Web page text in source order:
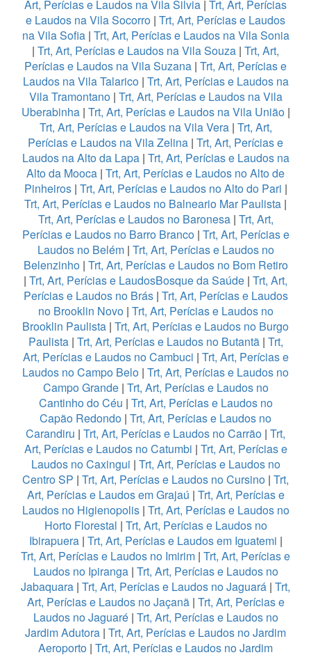
Art, Perícias e Laudos na Vila Silvia | Trt, Art, Perícias
e Laudos na Vila Socorro | Trt, Art, Perícias e Laudos
na Vila Sofia| Trt, Art, Perícias e Laudos na Vila Sonia
| Trt, Art, Perícias e Laudos na Vila Souza | Trt, Art,
Perícias e Laudos na Vila Suzana | Trt, Art, Perícias e
Laudos na Vila Talarico| Trt, Art, Perícias e Laudos na
Vila Tramontano| Trt, Art, Perícias e Laudos na Vila
Uberabinha| Trt, Art, Perícias e Laudos na Vila União|
Trt, Art, Perícias e Laudos na Vila Vera| Trt, Art,
Perícias e Laudos na Vila Zelina | Trt, Art, Perícias e
Laudos na Alto da Lapa| Trt, Art, Perícias e Laudos na
Alto da Mooca | Trt, Art, Perícias e Laudos no Alto de
Pinheiros| Trt, Art, Perícias e Laudos no Alto do Pari |
Trt, Art, Perícias e Laudos no Balneario Mar Paulista |
Trt, Art, Perícias e Laudos no Baronesa| Trt, Art,
Perícias e Laudos no Barro Branco| Trt, Art, Perícias e
Laudos no Belém| Trt, Art, Perícias e Laudos no
Belenzinho| Trt, Art, Perícias e Laudos no Bom Retiro
| Trt, Art, Perícias e LaudosBosque da Saúde | Trt, Art,
Perícias e Laudos no Brás| Trt, Art, Perícias e Laudos
no Brooklin Novo| Trt, Art, Perícias e Laudos no
Brooklin Paulista | Trt, Art, Perícias e Laudos no Burgo
Paulista| Trt, Art, Perícias e Laudos no Butantã| Trt,
Art, Perícias e Laudos no Cambuci | Trt, Art, Perícias e
Laudos no Campo Belo | Trt, Art, Perícias e Laudos no
Campo Grande| Trt, Art, Perícias e Laudos no
Cantinho do Céu | Trt, Art, Perícias e Laudos no
Capão Redondo | Trt, Art, Perícias e Laudos no
Carandiru | Trt, Art, Perícias e Laudos no Carrão | Trt,
Art, Perícias e Laudos no Catumbi | Trt, Art, Perícias e
Laudos no Caxingui | Trt, Art, Perícias e Laudos no
Centro SP | Trt, Art, Perícias e Laudos no Cursino | Trt,
Art, Perícias e Laudos em Grajaú | Trt, Art, Perícias e
Laudos no Higienopolis| Trt, Art, Perícias e Laudos no
Horto Florestal | Trt, Art, Perícias e Laudos no
Ibirapuera| Trt, Art, Perícias e Laudos em Iguatemi |
Trt, Art, Perícias e Laudos no Imirim | Trt, Art, Perícias e
Laudos no Ipiranga| Trt, Art, Perícias e Laudos no
Jabaquara | Trt, Art, Perícias e Laudos no Jaguará | Trt,
Art, Perícias e Laudos no Jaçanã| Trt, Art, Perícias e
Laudos no Jaguaré| Trt, Art, Perícias e Laudos no
Jardim Adutora | Trt, Art, Perícias e Laudos no Jardim
Aeroporto | Trt, Art, Perícias e Laudos no Jardim